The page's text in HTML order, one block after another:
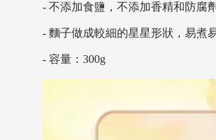
- 不添加食鹽，不添加香精和防腐
- 麵子做成較細的星星形狀，易煮
- 容量：300g